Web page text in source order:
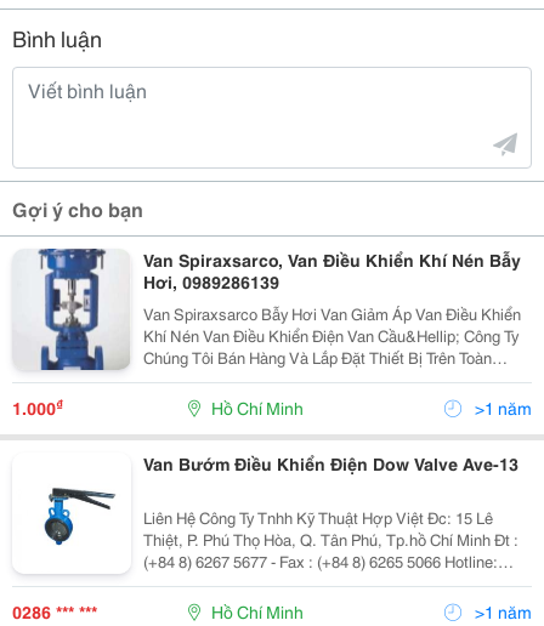
Bình luận
Gợi ý cho bạn
Van Spiraxsarco, Van Điều Khiển Khí Nén Bẫy
Hơi, 0989286139
Van Spiraxsarco Bẫy Hơi Van Giảm Áp Van Điều Khiển
Khí Nén Van Điều Khiển Điện Van Cầu&Hellip; Công Ty
Chúng Tôi Bán Hàng Và Lắp Đặt Thiết Bị Trên Toàn
Quốc.vui Lòng Liên Lạc Với Công Ty Chúng Tôi. Hãy
Liên Lạc Với Công Ty Chúng Tôi Mr Đỉnh 098
1.000₫ Hồ Chí Minh >1 năm
Van Bướm Điều Khiển Điện Dow Valve Ave-13
Liên Hệ Công Ty Tnhh Kỹ Thuật Hợp Việt Đc: 15 Lê
Thiệt, P. Phú Thọ Hòa, Q. Tân Phú, Tp.hồ Chí Minh Đt :
(+84 8) 6267 5677 - Fax : (+84 8) 6265 5066 Hotline:
0903 056 455 - 0976 149 989 Email: Info@Hopviet.vn -
Website: Www.hopviet.vn
0286 *** *** Hồ Chí Minh >1 năm